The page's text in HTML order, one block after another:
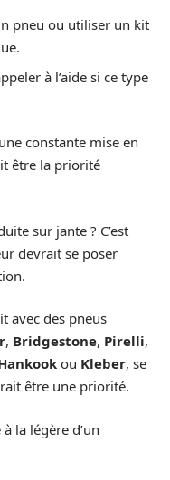
pneu ou utiliser un kit
à l’aide si ce type
constante mise en
être la priorité
sur jante ? C’est
devrait se poser
avec des pneus
, Bridgestone, Pirelli,
ou Kleber, se
être une priorité.
la légère d’un